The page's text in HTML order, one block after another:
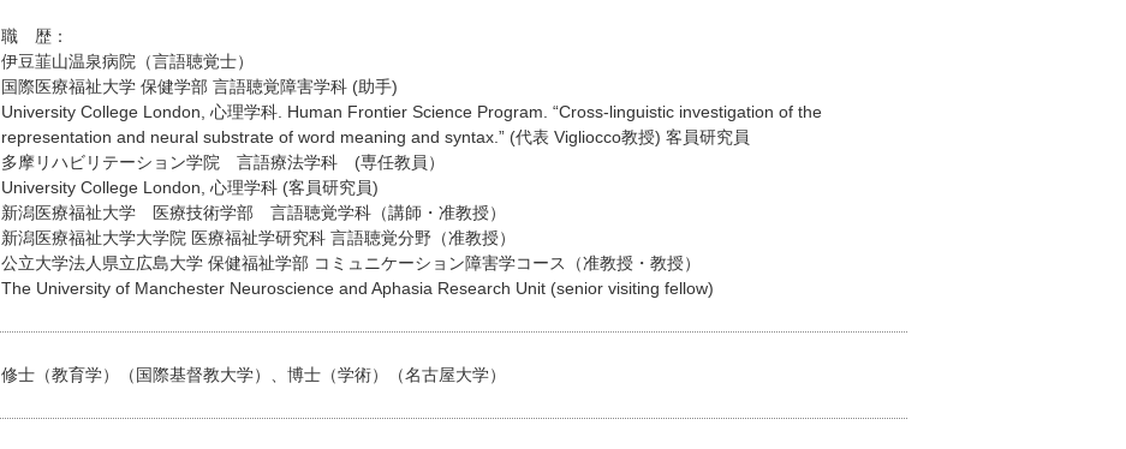
職 歴：
伊豆韮山温泉病院（言語聴覚士）
国際医療福祉大学 保健学部 言語聴覚障害学科 (助手)
University College London, 心理学科. Human Frontier Science Program. “Cross-linguistic investigation of the
representation and neural substrate of word meaning and syntax.” (代表 Vigliocco教授) 客員研究員
多摩リハビリテーション学院 言語療法学科 (専任教員）
University College London, 心理学科 (客員研究員)
新潟医療福祉大学 医療技術学部 言語聴覚学科（講師・准教授）
新潟医療福祉大学大学院 医療福祉学研究科 言語聴覚分野（准教授）
公立大学法人県立広島大学 保健福祉学部 コミュニケーション障害学コース（准教授・教授）
The University of Manchester Neuroscience and Aphasia Research Unit (senior visiting fellow)
修士（教育学）（国際基督教大学）、博士（学術）（名古屋大学）